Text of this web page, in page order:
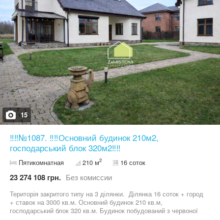
ділянок. Номер оголошення №1077. Дивіться інші оголошення
автора. Більше об’єктів нерухомості на нашому сайті
15
‼️‼️№1087. ‼️‼️Основний будинок 210м2,
господарський блок 320м2‼️‼️
Пятикомнатная 210 м2 16 соток
23 274 108 грн. Без комиссии
Територія закритого типу на 3 ділянки. Ділянка 16 соток + город
+ ставок на 3000 кв.м. Основний будинок 210 кв.м,
господарський блок 320 кв.м. Будинок побудований з червоної